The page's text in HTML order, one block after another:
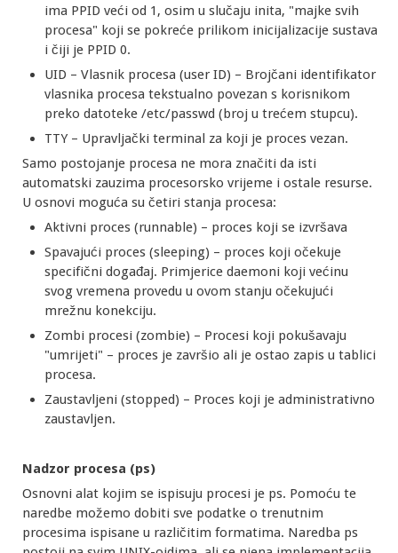
ima PPID veći od 1, osim u slučaju inita, "majke svih
procesa" koji se pokreće prilikom inicijalizacije sustava
i čiji je PPID 0.
UID – Vlasnik procesa (user ID) – Brojčani identifikator
vlasnika procesa tekstualno povezan s korisnikom
preko datoteke /etc/passwd (broj u trećem stupcu).
TTY – Upravljački terminal za koji je proces vezan.
Samo postojanje procesa ne mora značiti da isti
automatski zauzima procesorsko vrijeme i ostale resurse.
U osnovi moguća su četiri stanja procesa:
Aktivni proces (runnable) – proces koji se izvršava
Spavajući proces (sleeping) – proces koji očekuje
specifični događaj. Primjerice daemoni koji većinu
svog vremena provedu u ovom stanju očekujući
mrežnu konekciju.
Zombi procesi (zombie) – Procesi koji pokušavaju
"umrijeti" – proces je završio ali je ostao zapis u tablici
procesa.
Zaustavljeni (stopped) – Proces koji je administrativno
zaustavljen.
Nadzor procesa (ps)
Osnovni alat kojim se ispisuju procesi je ps. Pomoću te
naredbe možemo dobiti sve podatke o trenutnim
procesima ispisane u različitim formatima. Naredba ps